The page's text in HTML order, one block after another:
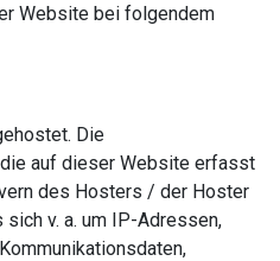
Website bei folgendem
Die
auf dieser Website erfasst
des Hosters / der Hoster
v. a. um IP-Adressen,